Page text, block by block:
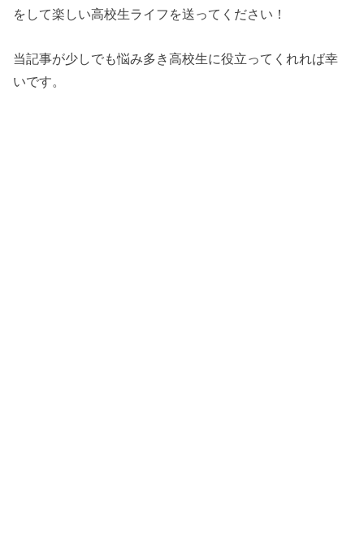
をして楽しい高校生ライフを送ってください！
当記事が少しでも悩み多き高校生に役立ってくれれば幸
いです。